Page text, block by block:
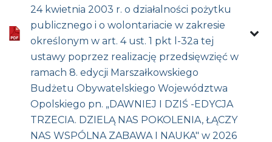
24 kwietnia 2003 r. o działalności pożytku
publicznego i o wolontariacie w zakresie
określonym w art. 4 ust. 1 pkt l-32a tej
ustawy poprzez realizację przedsięwzięć w
ramach 8. edycji Marszałkowskiego
Budżetu Obywatelskiego Województwa
Opolskiego pn. „DAWNIEJ I DZIŚ -EDYCJA
TRZECIA. DZIELĄ NAS POKOLENIA, ŁĄCZY
NAS WSPÓLNA ZABAWA I NAUKA" w 2026